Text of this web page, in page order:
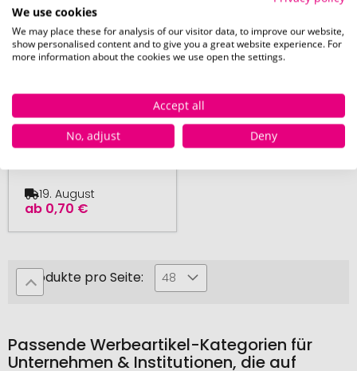
Tablettenschachtel
CreaBox Pillow
ab 0,70 €
19. August
Produkte pro Seite: 48
Passende Werbeartikel-Kategorien für
Unternehmen & Institutionen, die auf
We use cookies
We may place these for analysis of our visitor data, to improve our website,
show personalised content and to give you a great website experience. For
more information about the cookies we use open the settings.
Accept all
No, adjust
Deny